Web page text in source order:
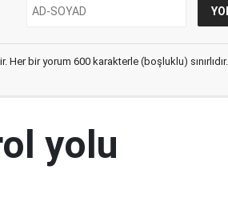
bir yorum 600 karakterle (boşluklu) sınırlıdır.
yolu